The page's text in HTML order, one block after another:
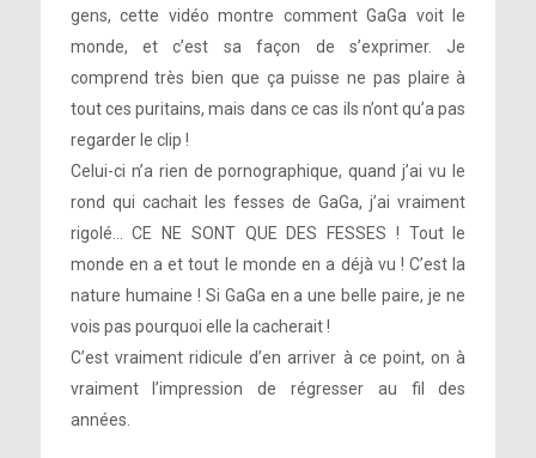
gens, cette vidéo montre comment GaGa voit le
monde, et c’est sa façon de s’exprimer. Je
comprend très bien que ça puisse ne pas plaire à
tout ces puritains, mais dans ce cas ils n’ont qu’a pas
regarder le clip !
Celui-ci n’a rien de pornographique, quand j’ai vu le
rond qui cachait les fesses de GaGa, j’ai vraiment
rigolé… CE NE SONT QUE DES FESSES ! Tout le
monde en a et tout le monde en a déjà vu ! C’est la
nature humaine ! Si GaGa en a une belle paire, je ne
vois pas pourquoi elle la cacherait !
C’est vraiment ridicule d’en arriver à ce point, on à
vraiment l’impression de régresser au fil des
années.